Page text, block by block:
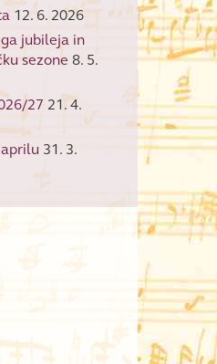
12. 6. 2026
jubileja in
sezone 8. 5.
27 21. 4.
31. 3.